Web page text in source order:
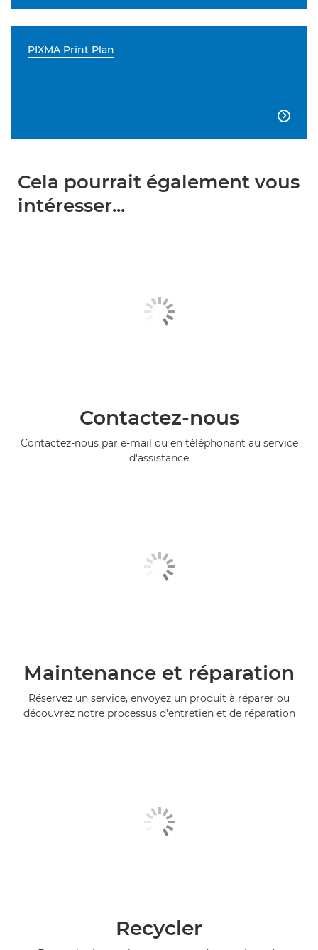
PIXMA Print Plan

Cela pourrait également vous
intéresser...
Contactez-nous
Contactez-nous par e-mail ou en téléphonant au service
d'assistance
Maintenance et réparation
Réservez un service, envoyez un produit à réparer ou
découvrez notre processus d'entretien et de réparation
Recycler